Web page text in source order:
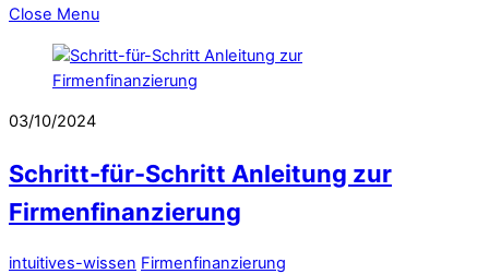
Close Menu
03/10/2024
Schritt-für-Schritt Anleitung zur
Firmenfinanzierung
intuitives-wissen Firmenfinanzierung